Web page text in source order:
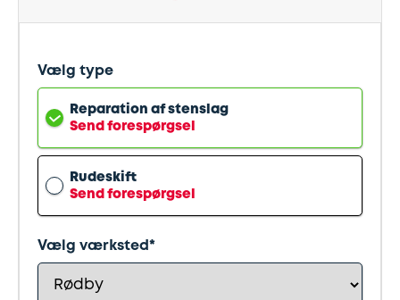
af
anhængertræk
Olieskift
Reparation
af
stenslag
Dækopbevaring
og
reparation
Sikkerhed
Sommerdæk
Synstjek
Trailer
Landbrug
Vælg type
Reparation af stenslag
Send forespørgsel
Rudeskift
Send forespørgsel
Vælg værksted*